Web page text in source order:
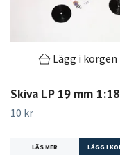
Lägg i korgen
Skiva LP 19 mm 1:18
10 kr
LÄS MER